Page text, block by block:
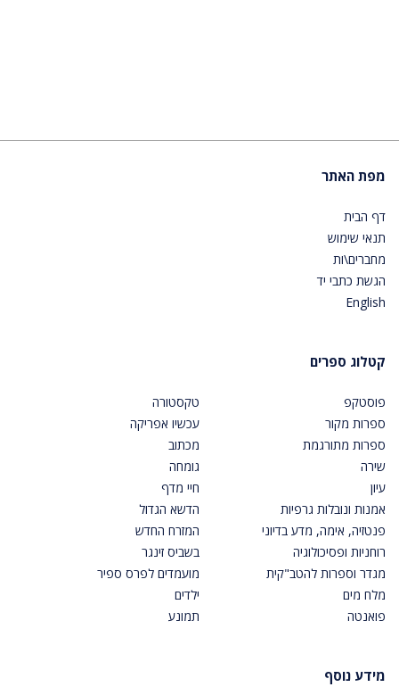
מפת האתר
דף הבית
תנאי שימוש
מחברים\ות
הגשת כתבי יד
English
קטלוג ספרים
פוסטקפ
ספרות מקור
ספרות מתורגמת
שירה
עיון
אמנות ונובלות גרפיות
פנטזיה, אימה, מדע בדיוני
רוחניות ופסיכולוגיה
מגדר וספרות להטב"קית
מלח מים
פואנטה
טקסטורה
עכשיו אפריקה
מכתוב
גומחה
חיי מדף
הדשא הגדול
המזרח החדש
בשביס זינגר
מועמדים לפרס ספיר
ילדים
תמונע
מידע נוסף